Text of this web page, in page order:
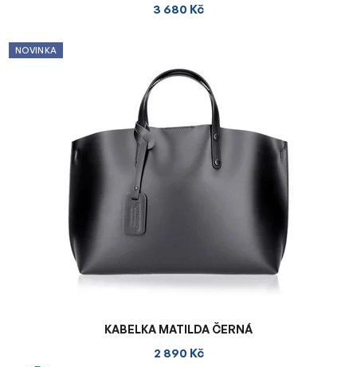
3 680 Kč
NOVINKA
KABELKA MATILDA ČERNÁ
2 890 Kč